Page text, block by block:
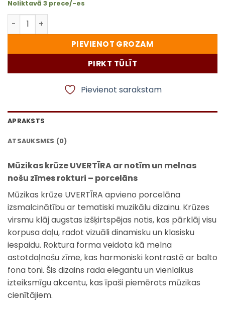
Noliktavā 3 prece/-es
Mūzikas krūze UVERTĪRA ar notīm un melnas nošu
PIEVIENOT GROZAM
PIRKT TŪLĪT
Pievienot sarakstam
APRAKSTS
ATSAUKSMES (0)
Mūzikas krūze UVERTĪRA ar notīm un melnas
nošu zīmes rokturi – porcelāns
Mūzikas krūze UVERTĪRA apvieno porcelāna
izsmalcinātību ar tematiski muzikālu dizainu. Krūzes
virsmu klāj augstas izšķirtspējas notis, kas pārklāj visu
korpusa daļu, radot vizuāli dinamisku un klasisku
iespaidu. Roktura forma veidota kā melna
astotdaļnošu zīme, kas harmoniski kontrastē ar balto
fona toni. Šis dizains rada elegantu un vienlaikus
izteiksmīgu akcentu, kas īpaši piemērots mūzikas
cienītājiem.